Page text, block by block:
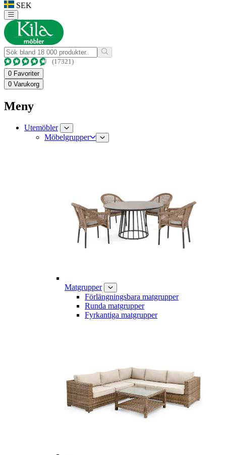
SEK
(17321)
0 Favoriter
0 Varukorg
Meny
Utemöbler
Möbelgrupper
Matgrupper
Förlängningsbara matgrupper
Runda matgrupper
Fyrkantiga matgrupper